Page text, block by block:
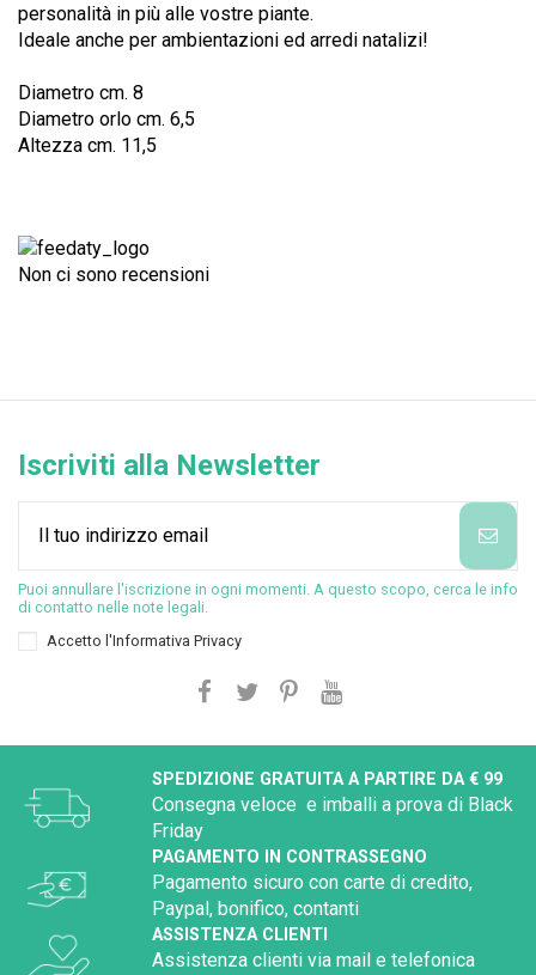
personalità in più alle vostre piante.
Ideale anche per ambientazioni ed arredi natalizi!
Diametro cm. 8
Diametro orlo cm. 6,5
Altezza cm. 11,5
Non ci sono recensioni
Iscriviti alla Newsletter
Puoi annullare l'iscrizione in ogni momenti. A questo scopo, cerca le info
di contatto nelle note legali.
Accetto l'Informativa Privacy
SPEDIZIONE GRATUITA A PARTIRE DA € 99
Consegna veloce e imballi a prova di Black
Friday
PAGAMENTO IN CONTRASSEGNO
Pagamento sicuro con carte di credito,
Paypal, bonifico, contanti
ASSISTENZA CLIENTI
Assistenza clienti via mail e telefonica